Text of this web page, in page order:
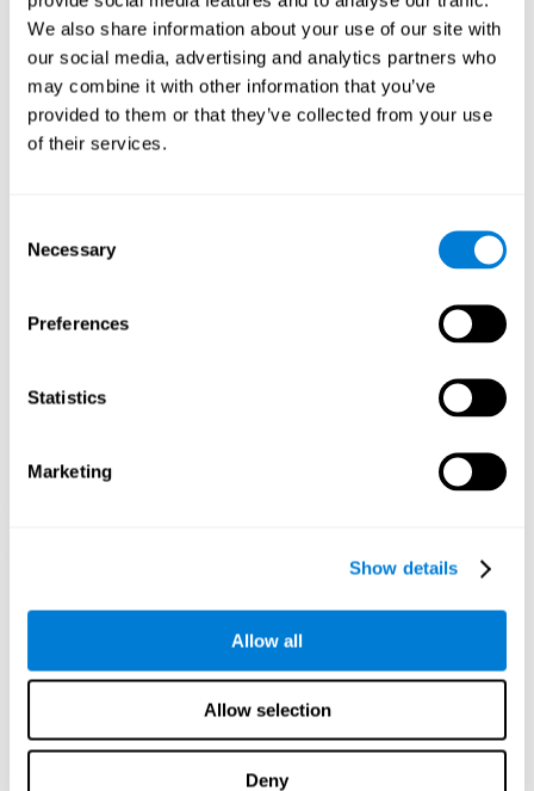
We also share information about your use of our site with
our social media, advertising and analytics partners who
may combine it with other information that you’ve
provided to them or that they’ve collected from your use
of their services.
Selection
Necessary
Preferences
Statistics
Marketing
Show details
Allow all
Allow selection
Deny
Тренировка мозга с помощью таких игр, как "Теннис и
стрельба", стимулирует специфический паттерн нейронной
активации. Повторение это паттерна с помощью
тренировки может способствовать созданию новых
синапсов и нейронных сетей, способных реорганизовать и
восстановить ослабленные или повреждённые когнитивные
функции.
структурных изменений, расстройств или травм, которые
влияют на наши когнитивные способности. Эта игра
подходит для всех, кто хочет проверить и улучшить свои
3 НЕДЕЛЯ
Что происходит, когда я не
тренирую свои когнитивные
способности?
Наш мозг стремится экономить ресурсы, устраняя
неиспользуемые связи. Если какая-то когнитивная